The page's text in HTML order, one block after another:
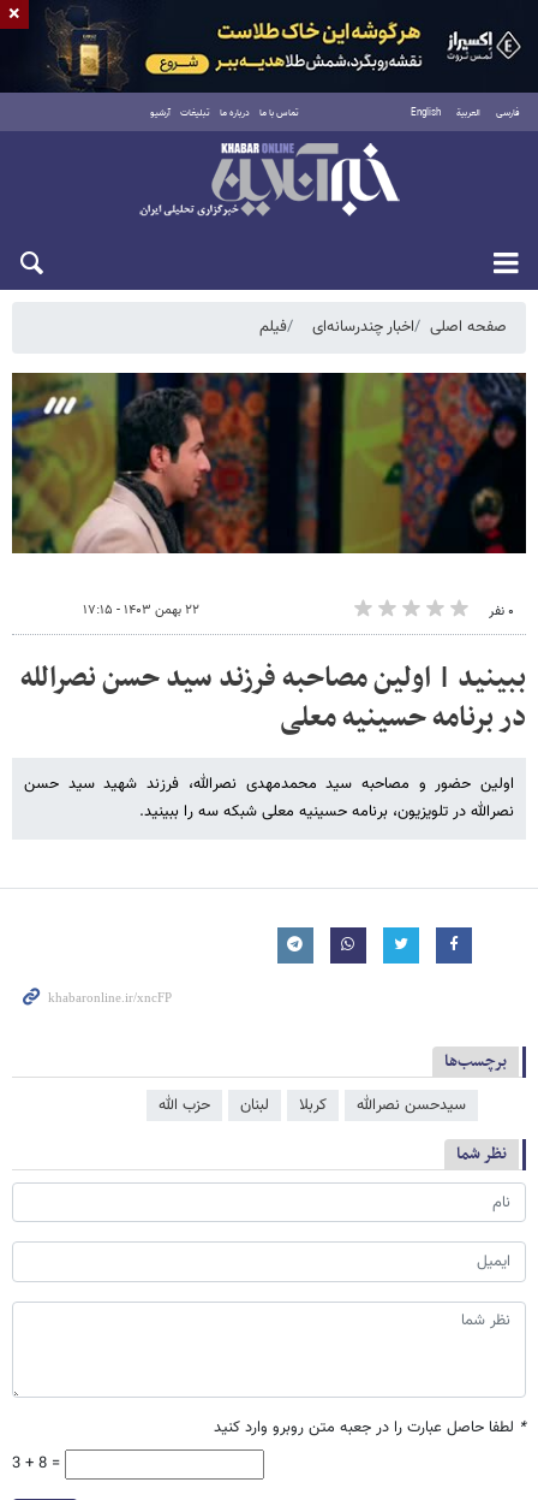
فارسی العربية English تماس با ما درباره ما تبلیغات آرشیو
جمعه ۱۶ مرداد ۱۴۰۵
صفحه اصلی اخبار چندرسانه‌ای فیلم
۰ نفر ۲۲ بهمن ۱۴۰۳ - ۱۷:۱۵
ببینید | اولین مصاحبه فرزند سید حسن نصرالله
در برنامه حسینیه معلی
اولین حضور و مصاحبه سید محمدمهدی نصرالله، فرزند شهید سید حسن
نصرالله در تلویزیون، برنامه حسینیه معلی شبکه سه را ببینید.
برچسب‌ها
سیدحسن نصرالله کربلا لبنان حزب الله
نظر شما
* لطفا حاصل عبارت را در جعبه متن روبرو وارد کنید
3 + 8 =
×